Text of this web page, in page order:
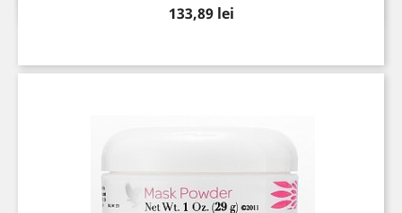
Pret
133,89 lei